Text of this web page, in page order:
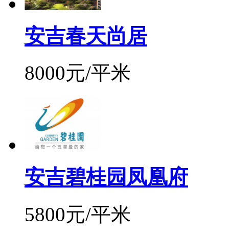
安吉春天尚居
8000元/平米
安吉碧桂园凤凰府
5800元/平米